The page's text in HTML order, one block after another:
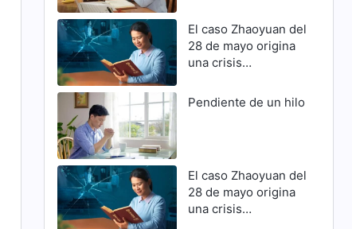
El caso Zhaoyuan del
28 de mayo origina
una crisis
Pendiente de un hilo
El caso Zhaoyuan del
28 de mayo origina
una crisis